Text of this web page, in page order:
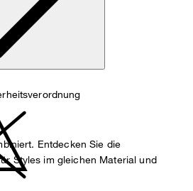
sehr schonend
Entdecken Sie die
Styles im gleichen Material und